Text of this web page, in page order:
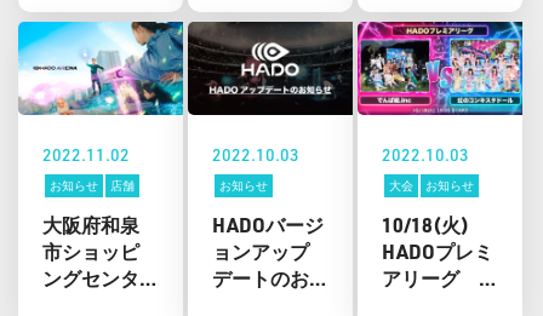
京ソラマチ
®️5階に全世
界で注⽬の
ARスポーツ
「HADO（ハ
ドー）」専
⽤施設
「HADO
ARENA 東京
ソラマチ
店」をオー
開催決定！
式会社
meleapが海
外VCをリー
ド投資家に
迎え資金調
達を実施。
累計資金調
達額 は22億
円に。
2022.11.02
お知らせ 店舗
大阪府和泉
市ショッピ
ングセンタ
2022.10.03
お知らせ
HADOバージ
ョンアップ
デートのお
2022.10.03
大会 お知らせ
10/18(火)
HADOプレミ
アリーグ